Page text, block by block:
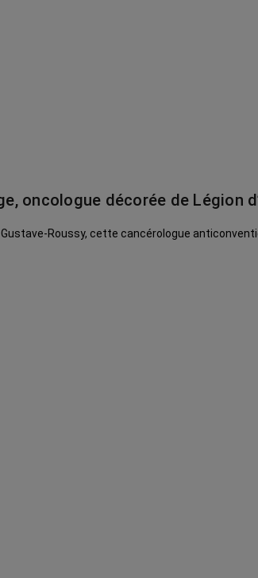
oncologue décorée de Légion
Roussy, cette cancérologue